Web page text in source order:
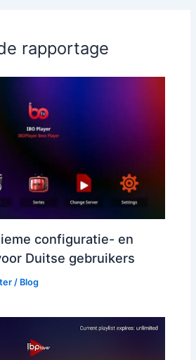
rapportage
configuratie- en
Duitse gebruikers
/ Blog